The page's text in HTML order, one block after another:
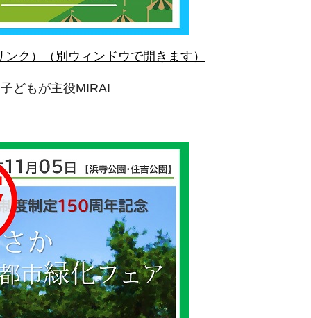
ク）（別ウィンドウで開きます）
子どもが主役MIRAI